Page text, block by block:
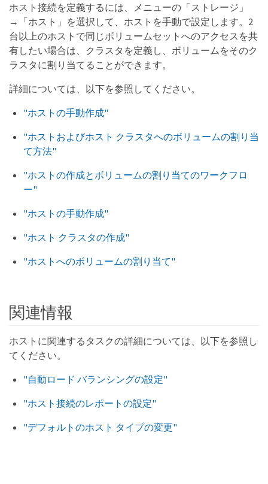
ホスト接続を定義するには、メニューの「ストレージ」
→「ホスト」を選択して、ホストを手動で設定します。2
台以上のホストで同じボリュームセットへのアクセスを共
有したい場合は、クラスタを定義し、ボリュームをそのク
ラスタに割り当てることができます。
詳細については、以下を参照してください。
"ホストの手動作成"
"ホストおよびホスト クラスタへのボリュームの割り当
て方法"
"ホストの作成とボリュームの割り当てのワークフロ
ー"
"ホストの手動作成"
"ホスト クラスタの作成"
"ホストへのボリュームの割り当て"
関連情報
ホストに関連するタスクの詳細については、以下を参照し
てください。
"自動ロード バランシングの設定"
"ホスト接続のレポートの設定"
"デフォルトのホスト タイプの変更"